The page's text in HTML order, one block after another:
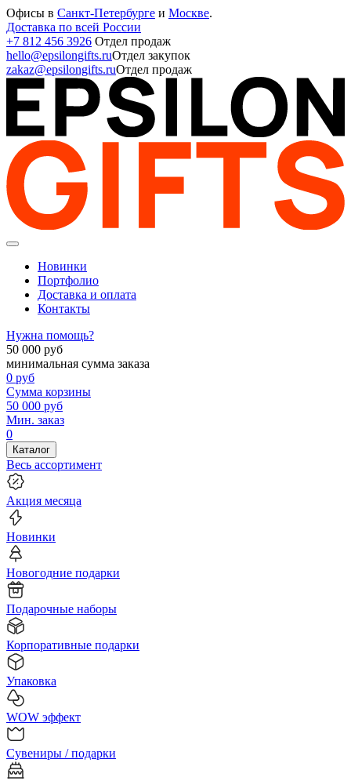
Офисы в Санкт-Петербурге и Москве.
Доставка по всей России
+7 812 456 3926 Отдел продаж
hello@epsilongifts.ruОтдел закупок
zakaz@epsilongifts.ruОтдел продаж
Новинки
Портфолио
Доставка и оплата
Контакты
Нужна помощь?
50 000 руб
минимальная сумма заказа
0 руб
Сумма корзины
50 000 руб
Мин. заказ
0
Каталог
Весь ассортимент
Акция месяца
Новинки
Новогодние подарки
Подарочные наборы
Корпоративные подарки
Упаковка
WOW эффект
Сувениры / подарки